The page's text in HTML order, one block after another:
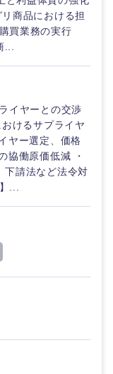
商品における担
買業務の実行
イヤーとの交渉
けるサプライヤ
ヤー選定、価格
協働原価低減 ・
下請法など法令対
...